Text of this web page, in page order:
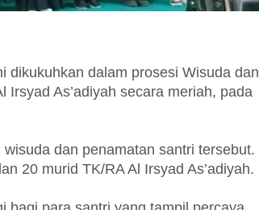
dikukuhkan dalam prosesi Wisuda dan
Irsyad As’adiyah secara meriah, pada
dan penamatan santri tersebut.
20 murid TK/RA Al Irsyad As’adiyah.